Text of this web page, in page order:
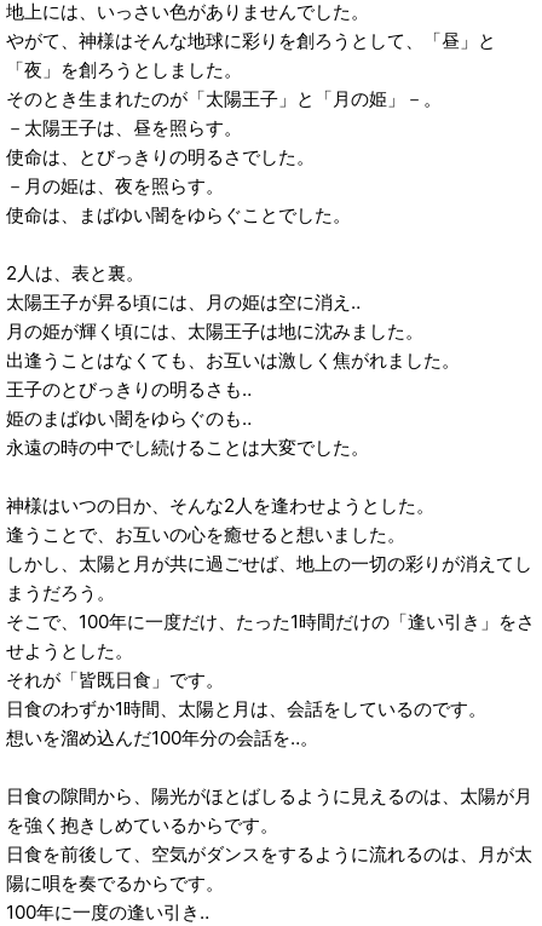
地上には、いっさい色がありませんでした。
やがて、神様はそんな地球に彩りを創ろうとして、「昼」と
「夜」を創ろうとしました。
そのとき生まれたのが「太陽王子」と「月の姫」－。
－太陽王子は、昼を照らす。
使命は、とびっきりの明るさでした。
－月の姫は、夜を照らす。
使命は、まばゆい闇をゆらぐことでした。
2人は、表と裏。
太陽王子が昇る頃には、月の姫は空に消え‥
月の姫が輝く頃には、太陽王子は地に沈みました。
出逢うことはなくても、お互いは激しく焦がれました。
王子のとびっきりの明るさも‥
姫のまばゆい闇をゆらぐのも‥
永遠の時の中でし続けることは大変でした。
神様はいつの日か、そんな2人を逢わせようとした。
逢うことで、お互いの心を癒せると想いました。
しかし、太陽と月が共に過ごせば、地上の一切の彩りが消えてし
まうだろう。
そこで、100年に一度だけ、たった1時間だけの「逢い引き」をさ
せようとした。
それが「皆既日食」です。
日食のわずか1時間、太陽と月は、会話をしているのです。
想いを溜め込んだ100年分の会話を‥。
日食の隙間から、陽光がほとばしるように見えるのは、太陽が月
を強く抱きしめているからです。
日食を前後して、空気がダンスをするように流れるのは、月が太
陽に唄を奏でるからです。
100年に一度の逢い引き‥